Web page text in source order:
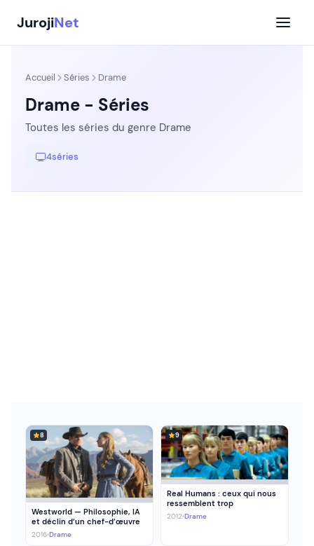
contenu
JurojiNet
Accueil Séries Drame
Drame - Séries
Toutes les séries du genre Drame
4séries
8
Westworld — Philosophie, IA
et déclin d’un chef-d’œuvre
2016 Drame
9
Real Humans : ceux qui nous
ressemblent trop
2012 Drame